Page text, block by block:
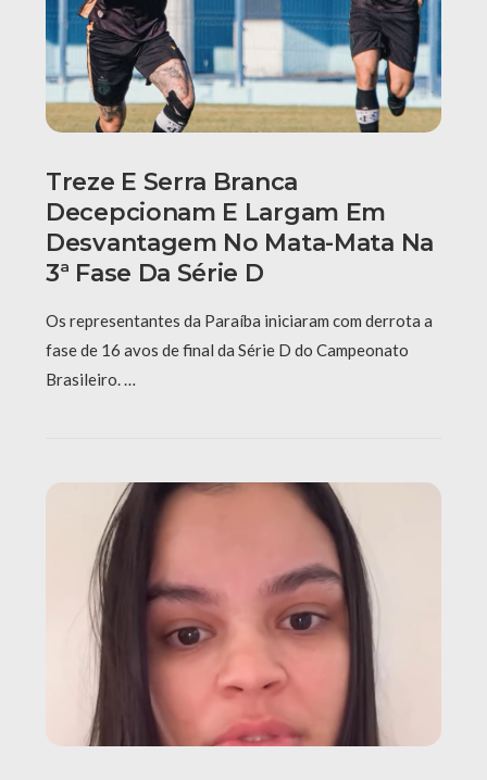
Treze E Serra Branca
Decepcionam E Largam Em
Desvantagem No Mata-Mata Na
3ª Fase Da Série D
Os representantes da Paraíba iniciaram com derrota a
fase de 16 avos de final da Série D do Campeonato
Brasileiro. …